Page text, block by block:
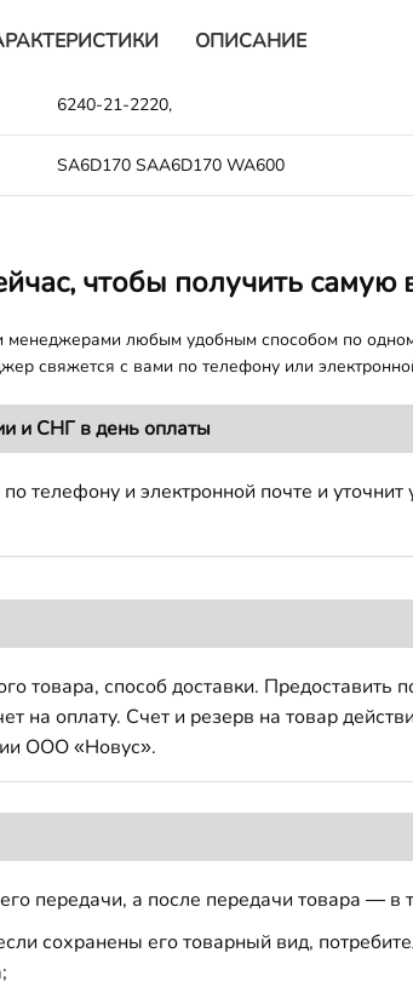
ОПИСАНИЕ
6240-21-2220,
SA6D170 SAA6D170 WA600
чтобы получить
менеджерами любым удобным способом по
свяжется с вами по телефону или
и СНГ в день оплаты
телефону и электронной почте и уточнит
товара, способ доставки.
оплату. Счет и резерв на товар
ООО «Новус».
передачи, а после передачи товара — в
сохранены его товарный вид,